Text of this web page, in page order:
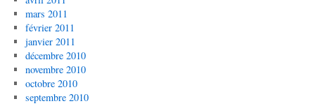
mars 2011
février 2011
janvier 2011
décembre 2010
novembre 2010
octobre 2010
septembre 2010